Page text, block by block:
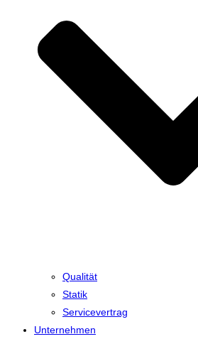
Qualität
Statik
Servicevertrag
Unternehmen